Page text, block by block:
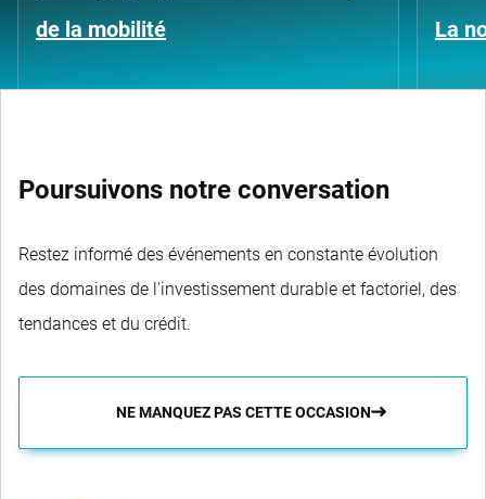
de la mobilité
La
Poursuivons notre conversation
Restez informé des événements en constante évolution
des domaines de l'investissement durable et factoriel, des
tendances et du crédit.
NE MANQUEZ PAS CETTE OCCASION